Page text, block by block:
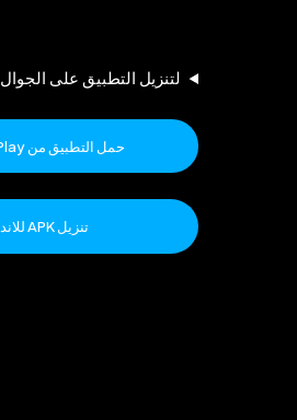
لتنزيل التطبيق على الجوال
حمل التطبيق من Google Play
تنزيل APK للاندرويد